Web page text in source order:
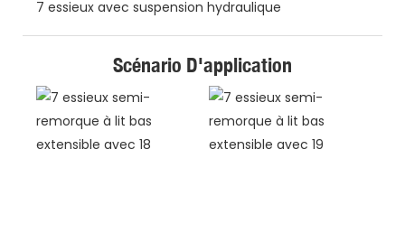
7 essieux avec suspension hydraulique
Scénario D'application